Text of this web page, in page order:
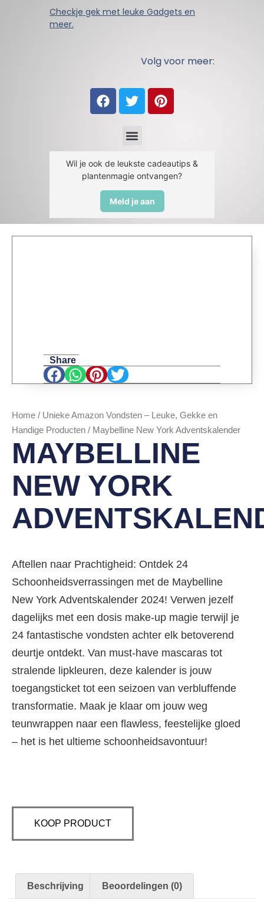
Checkje gek met leuke Gadgets en
meer.
Volg voor meer:
Wil je ook de leukste cadeautips &
plantenmagie ontvangen?
Meld je aan
Home / Unieke Amazon Vondsten – Leuke, Gekke en
Handige Producten / Maybelline New York Adventskalender
MAYBELLINE
NEW YORK
Aftellen naar Prachtigheid: Ontdek 24
Schoonheidsverrassingen met de Maybelline
New York Adventskalender 2024! Verwen jezelf
dagelijks met een dosis make-up magie terwijl je
24 fantastische vondsten achter elk betoverend
deurtje ontdekt. Van must-have mascaras tot
stralende lipkleuren, deze kalender is jouw
toegangsticket tot een seizoen van verbluffende
transformatie. Maak je klaar om jouw weg
teunwrappen naar een flawless, feestelijke gloed
– het is het ultieme schoonheidsavontuur!
KOOP PRODUCT
Share
Beschrijving Beoordelingen (0)